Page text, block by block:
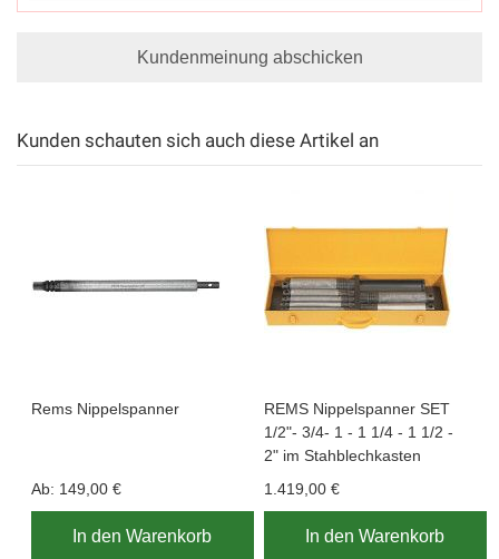
Kundenmeinung abschicken
Kunden schauten sich auch diese Artikel an
Rems Nippelspanner
Ab: 149,00 €
In den Warenkorb
REMS Nippelspanner SET
1/2"- 3/4- 1 - 1 1/4 - 1 1/2 -
2" im Stahblechkasten
1.419,00 €
In den Warenkorb